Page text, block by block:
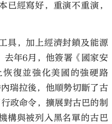
已經寫好，重演不重演，
具，加上經濟封鎖及能源
去年6月，他簽署《國家安
復並強化美國的強硬路
瑞拉後，他順勢切斷了古
政命令，擴展對古巴的制
構與被列入黑名單的古巴